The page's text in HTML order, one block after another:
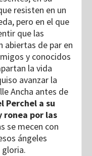
resisten en un
pero en el que
que las
abiertas de par en
y conocidos
la vida
avanzar la
Ancha antes de
Perchel a su
ronea por las
se mecen con
ángeles
gloria.